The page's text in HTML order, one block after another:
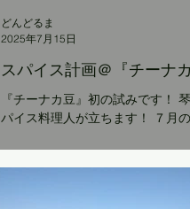
スパイス計画＠『チーナカ
『チーナカ豆』初の試みです！
パイス料理人が立ちます！ ７月の
中は、 『チーナカ豆』に代わって
どんどるま
2025年7月15日